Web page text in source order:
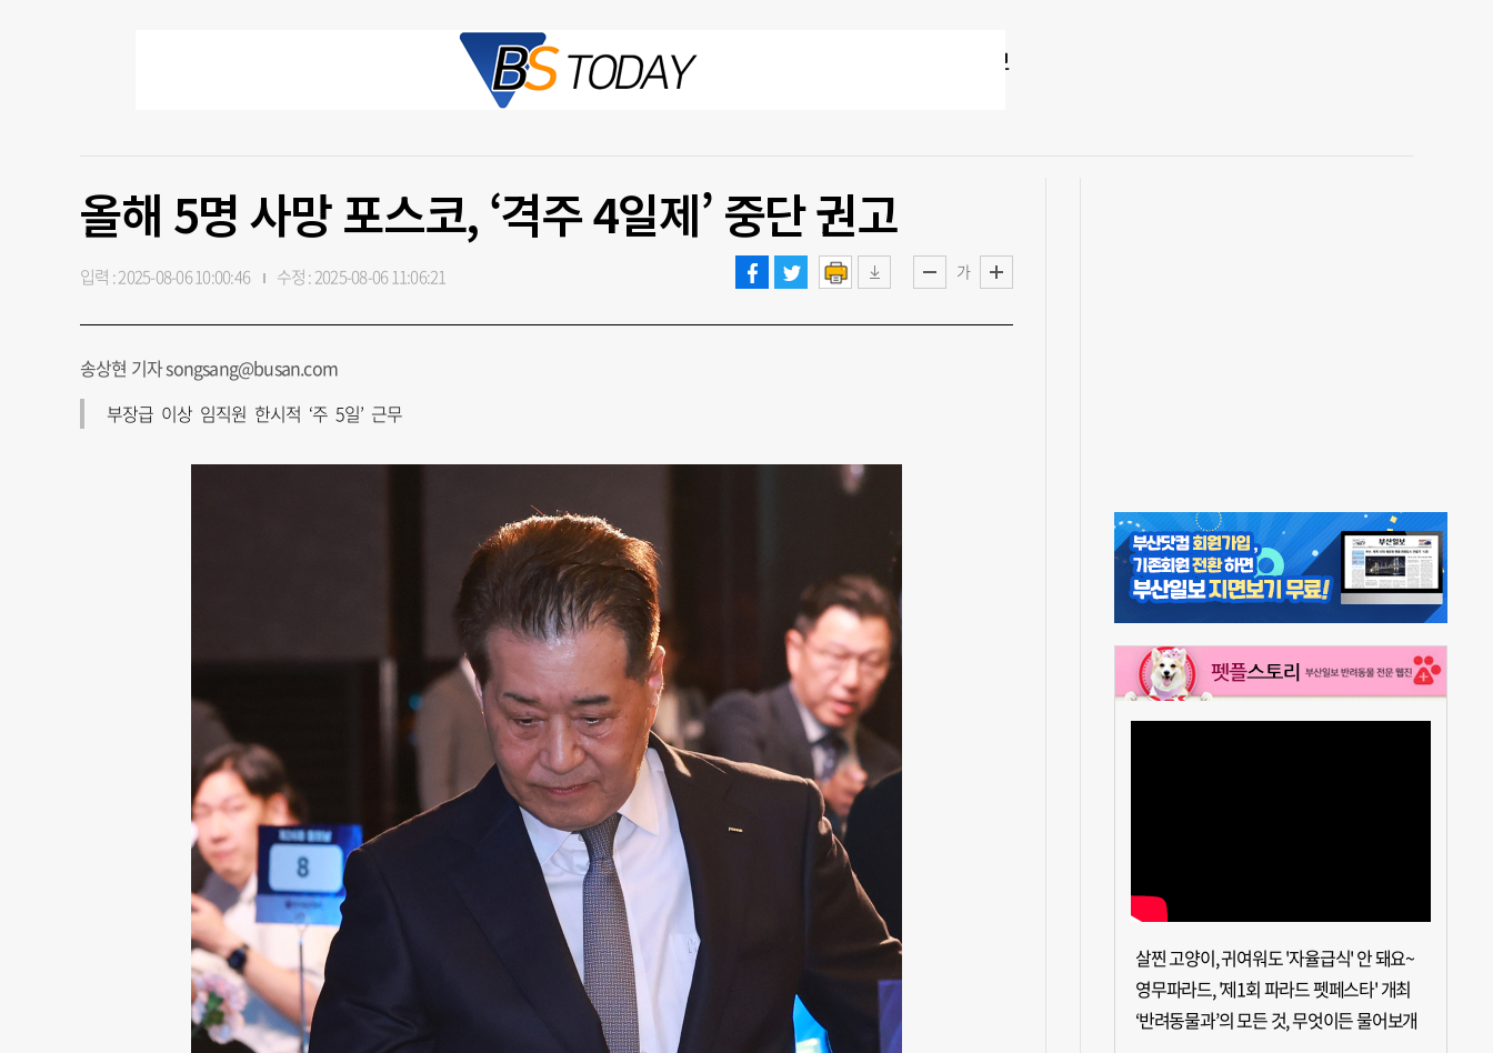
올해 5명 사망 포스코, ‘격주 4일제’ 중단 권고
가
입력 : 2025-08-06 10:00:46 수정 : 2025-08-06 11:06:21
송상현 기자 songsang@busan.com
부장급 이상 임직원 한시적 ‘주 5일’ 근무
살찐 고양이, 귀여워도 '자율급식' 안 돼요~
영무파라드, '제1회 파라드 펫페스타' 개최
‘반려동물과’의 모든 것, 무엇이든 물어보개